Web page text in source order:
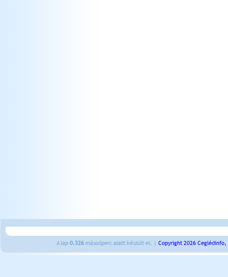
A lap 0.326 másodperc alatt készült el. | Copyright 2026